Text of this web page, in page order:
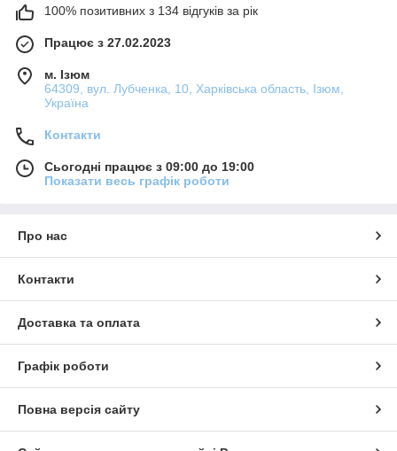
100% позитивних з 134 відгуків за рік
Працює з 27.02.2023
м. Ізюм
64309, вул. Лубченка, 10, Харківська область, Ізюм,
Україна
Контакти
Сьогодні працює з 09:00 до 19:00
Показати весь графік роботи
Про нас
Контакти
Доставка та оплата
Графік роботи
Повна версія сайту